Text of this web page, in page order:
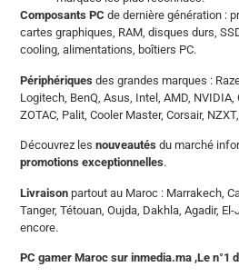
Composants PC de dernière génération :
cartes graphiques, RAM, disques durs,
cooling, alimentations, boîtiers PC.
Périphériques des grandes marques :
Logitech, BenQ, Asus, Intel, AMD, NVIDIA,
ZOTAC, Palit, Cooler Master, Corsair,
Découvrez lesnouveautés du marché
promotions exceptionnelles.
Livraison partout au Maroc : Marrakech,
Tanger, Tétouan, Oujda, Dakhla, Agadir,
encore.
PC gamer Maroc sur inmedia.ma ,Le n°1